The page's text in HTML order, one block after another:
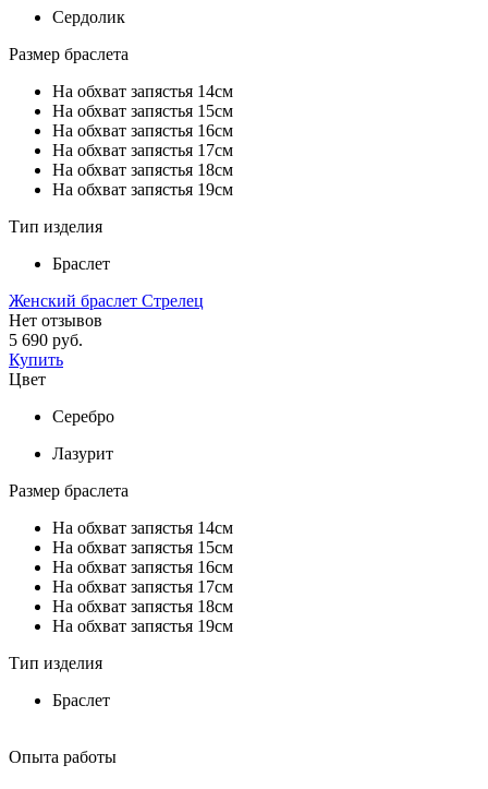
Сердолик
Размер браслета
На обхват запястья 14см
На обхват запястья 15см
На обхват запястья 16см
На обхват запястья 17см
На обхват запястья 18см
На обхват запястья 19см
Тип изделия
Браслет
Женский браслет Стрелец
Нет отзывов
5 690 руб.
Купить
Цвет
Серебро
Лазурит
Размер браслета
На обхват запястья 14см
На обхват запястья 15см
На обхват запястья 16см
На обхват запястья 17см
На обхват запястья 18см
На обхват запястья 19см
Тип изделия
Браслет
Опыта работы